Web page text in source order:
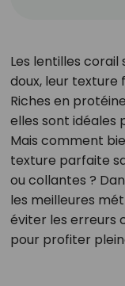
Les lentilles
doux, leur texture
Riches en
elles sont idéales
Mais comment
texture parfaite
ou collantes ?
les meilleures
éviter les erreurs
pour profiter